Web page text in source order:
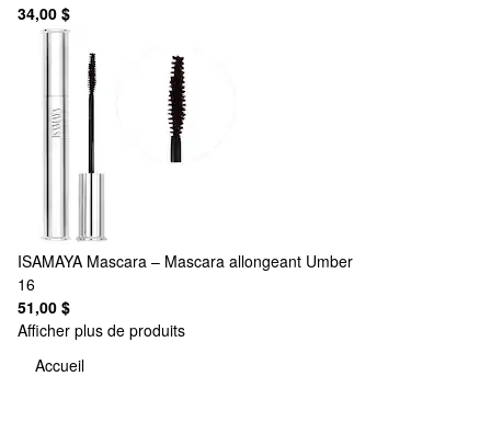
34,00 $
ISAMAYA Mascara – Mascara allongeant Umber
16
51,00 $
Afficher plus de produits
Accueil